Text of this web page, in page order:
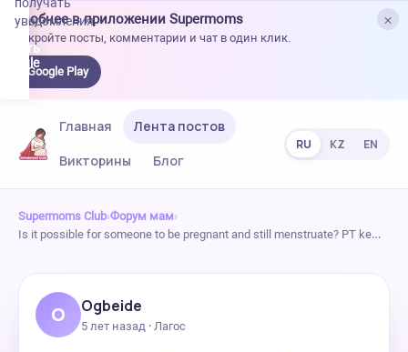
×
Удобнее в приложении Supermoms
Откройте посты, комментарии и чат в один клик.
Google Play
уведомления.
Главная
Лента постов
Викторины
Блог
RU KZ EN
Supermoms Club›Форум мам›
Is it possible for someone to be pregnant and still menstruate? PT ke…
O Ogbeide
5 лет назад · Лагос